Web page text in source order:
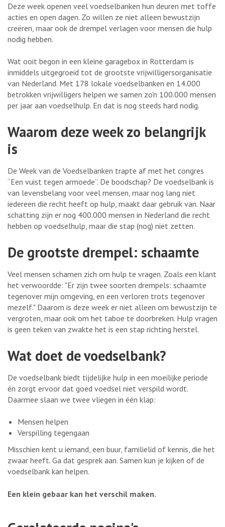
Deze week openen veel voedselbanken hun deuren met toffe
acties en open dagen. Zo willen ze niet alleen bewustzijn
creëren, maar ook de drempel verlagen voor mensen die hulp
nodig hebben.
Wat ooit begon in een kleine garagebox in Rotterdam is
inmiddels uitgegroeid tot de grootste vrijwilligersorganisatie
van Nederland. Met 178 lokale voedselbanken en 14.000
betrokken vrijwilligers helpen we samen zo'n 100.000 mensen
per jaar aan voedselhulp. En dat is nog steeds hard nodig.
Waarom deze week zo belangrijk
is
De Week van de Voedselbanken trapte af met het congres
“Een vuist tegen armoede”. De boodschap? De voedselbank is
van levensbelang voor veel mensen, maar nog lang niet
iedereen die recht heeft op hulp, maakt daar gebruik van. Naar
schatting zijn er nog 400.000 mensen in Nederland die recht
hebben op voedselhulp, maar die stap (nog) niet zetten.
De grootste drempel: schaamte
Veel mensen schamen zich om hulp te vragen. Zoals een klant
het verwoordde: "Er zijn twee soorten drempels: schaamte
tegenover mijn omgeving, en een verloren trots tegenover
mezelf." Daarom is deze week er niet alleen om bewustzijn te
vergroten, maar ook om het taboe te doorbreken. Hulp vragen
is geen teken van zwakte het is een stap richting herstel.
Wat doet de voedselbank?
De voedselbank biedt tijdelijke hulp in een moeilijke periode
én zorgt ervoor dat goed voedsel niet verspild wordt.
Daarmee slaan we twee vliegen in één klap:
Mensen helpen
Verspilling tegengaan
Misschien kent u iemand, een buur, familielid of kennis, die het
zwaar heeft. Ga dat gesprek aan. Samen kun je kijken of de
voedselbank kan helpen.
Een klein gebaar kan het verschil maken.